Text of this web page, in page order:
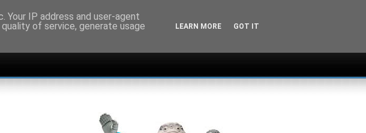
IP address and user-agent
of service, generate usage
LEARN MORE GOT IT